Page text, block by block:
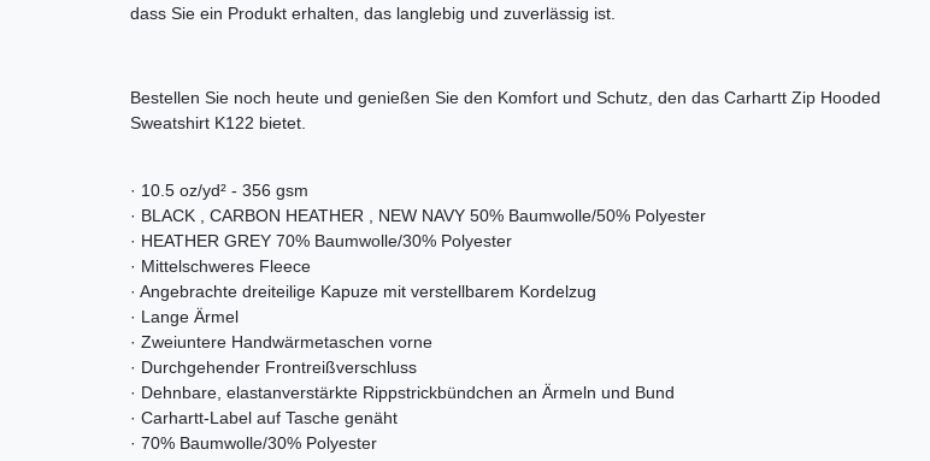
dass Sie ein Produkt erhalten, das langlebig und zuverlässig ist.
Bestellen Sie noch heute und genießen Sie den Komfort und Schutz, den das Carhartt Zip Hooded
Sweatshirt K122 bietet.
· 10.5 oz/yd² - 356 gsm
· BLACK , CARBON HEATHER , NEW NAVY 50% Baumwolle/50% Polyester
· HEATHER GREY 70% Baumwolle/30% Polyester
· Mittelschweres Fleece
· Angebrachte dreiteilige Kapuze mit verstellbarem Kordelzug
· Lange Ärmel
· Zweiuntere Handwärmetaschen vorne
· Durchgehender Frontreißverschluss
· Dehnbare, elastanverstärkte Rippstrickbündchen an Ärmeln und Bund
· Carhartt-Label auf Tasche genäht
· 70% Baumwolle/30% Polyester